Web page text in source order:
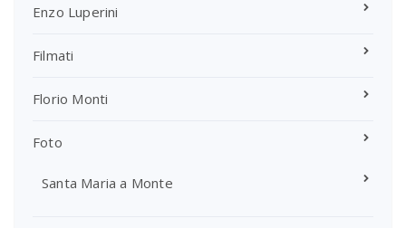
Enzo Luperini
Filmati
Florio Monti
Foto
Santa Maria a Monte